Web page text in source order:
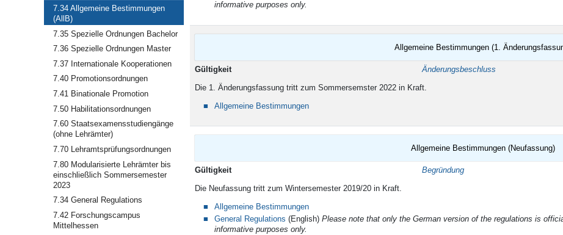
informative purposes only.
Allgemeine Bestimmungen (1.
Gültigkeit
Änderungsbeschluss
Die 1. Änderungsfassung tritt zum Sommersemster 2022 in Kraft.
Allgemeine Bestimmungen
Allgemeine Bestimmungen (Neufassung)
Gültigkeit
Begründung
Die Neufassung tritt zum Wintersemester 2019/20 in Kraft.
Allgemeine Bestimmungen
General Regulations (English) Please note that only the German version of the regulations is
informative purposes only.
7.34 Allgemeine Bestimmungen
(AllB)
7.35 Spezielle Ordnungen Bachelor
7.36 Spezielle Ordnungen Master
7.37 Internationale Kooperationen
7.40 Promotionsordnungen
7.41 Binationale Promotion
7.50 Habilitationsordnungen
7.60 Staatsexamensstudiengänge
(ohne Lehrämter)
7.70 Lehramtsprüfungsordnungen
7.80 Modularisierte Lehrämter bis
einschließlich Sommersemester
2023
7.34 General Regulations
7.42 Forschungscampus
Mittelhessen